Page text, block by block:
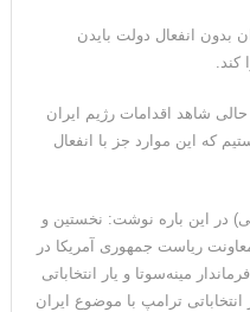
بدون انفعال دولت بایدن
کند.
شاهد اقدامات رژیم ایران
که این موارد جز با انفعال
در این باره نوشت: نخستین و
ریاست جمهوری آمریکا در
تیم والز، فرماندار مینه‌سوتا و یار انتخاباتی
ترامپ با موضوع ایران